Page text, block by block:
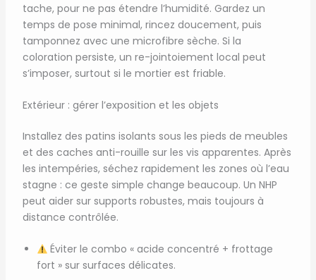
tache, pour ne pas étendre l’humidité. Gardez un
temps de pose minimal, rincez doucement, puis
tamponnez avec une microfibre sèche. Si la
coloration persiste, un re-jointoiement local peut
s’imposer, surtout si le mortier est friable.
Extérieur : gérer l’exposition et les objets
Installez des patins isolants sous les pieds de meubles
et des caches anti-rouille sur les vis apparentes. Après
les intempéries, séchez rapidement les zones où l’eau
stagne : ce geste simple change beaucoup. Un NHP
peut aider sur supports robustes, mais toujours à
distance contrôlée.
Éviter le combo « acide concentré + frottage
fort » sur surfaces délicates.